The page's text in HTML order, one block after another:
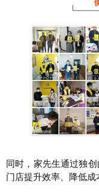
同时，家先生通过独
门店提升效率、降低成